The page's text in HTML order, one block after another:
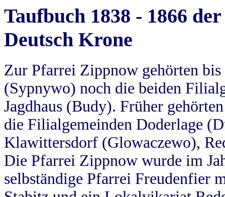
Taufbuch 1838 - 1866
Deutsch Krone
Zur Pfarrei Zippnow gehörten
(Sypnywo) noch die beiden
Jagdhaus (Budy). Früher
die Filialgemeinden Doderlage
Klawittersdorf (Glowaczewo),
Die Pfarrei Zippnow wurde im
selbständige Pfarrei Freudenfier